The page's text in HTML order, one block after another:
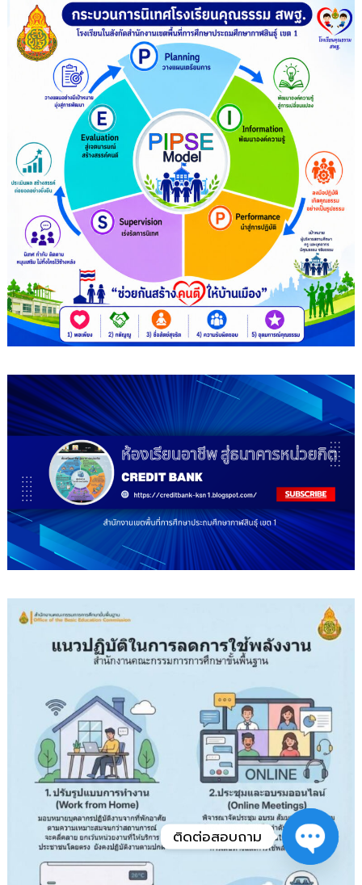
ติดต่อสอบถาม
Open